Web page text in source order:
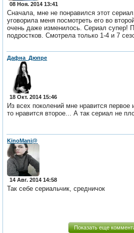
08 Ноя. 2014 13:41
Сначала, мне не понравился этот
уговорила меня посмотреть его во
очень даже изменилось. Сериал супер!
подростков. Смотрела только 1-4 и 7
Дафна_Дюпре
18 Окт. 2014 15:46
Из всех поколений мне нравится первое
то нравится второе... А так сериал не
KinoMani@
14 Авг. 2014 14:58
Так себе сериальчик, средничок
Показать еще